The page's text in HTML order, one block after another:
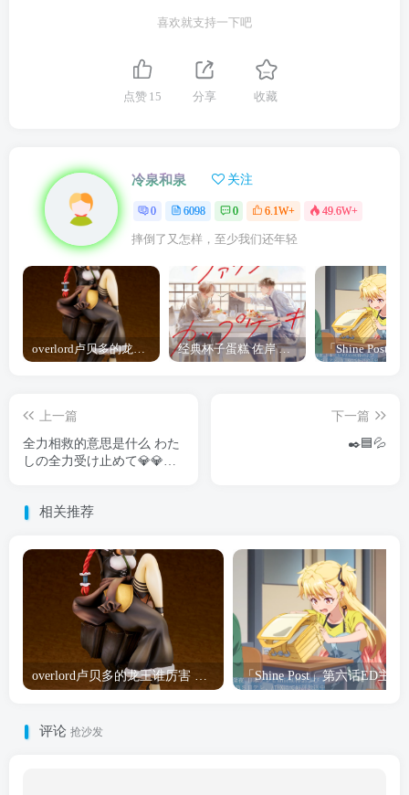
喜欢就支持一下吧
点赞 15 分享 收藏
冷泉和泉 关注
0 6098 0 6.1W+ 49.6W+
摔倒了又怎样，至少我们还年轻
overlord卢贝多的龙王谁厉害 「Overlord」露普斯蕾琪娜·贝塔手办开订 经典杯子蛋糕 佐岸 漫画「经典杯子蛋糕」宣布真人日剧化
上一篇
全力相救的意思是什么 わた
しの全力受け止めて💎💎💎
下一篇
✒️🟦💦
相关推荐
overlord卢贝多的龙王谁厉害 「Overlord」露普斯蕾琪娜·贝塔手办开订
评论 抢沙发